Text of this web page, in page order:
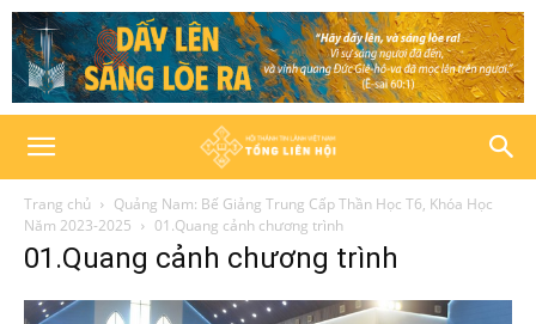
Trang chủ
Quảng Nam: Bế Giảng Trung Cấp Thần Học T6, Khóa Học
Năm 2023-2025
01.Quang cảnh chương trình
01.Quang cảnh chương trình